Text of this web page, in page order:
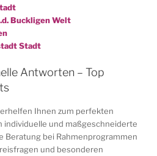
Buckligen Welt
Stadt
Antworten – Top
Ihnen zum perfekten
individuelle und maßgeschneiderte
Beratung bei Rahmenprogrammen
und besonderen